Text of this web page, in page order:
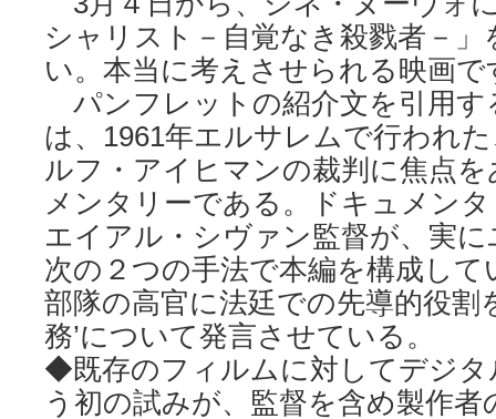
シャリスト－自覚なき殺戮者－
い。本当に考えさせられる映画で
パンフレットの紹介文を引用す
は、1961年エルサレムで行われ
ルフ・アイヒマンの裁判に焦点
メンタリーである。ドキュメン
エイアル・シヴァン監督が、実
次の２つの手法で本編を構成し
部隊の高官に法廷での先導的役割
務’について発言させている。
◆既存のフィルムに対してデジタ
う初の試みが、監督を含め製作